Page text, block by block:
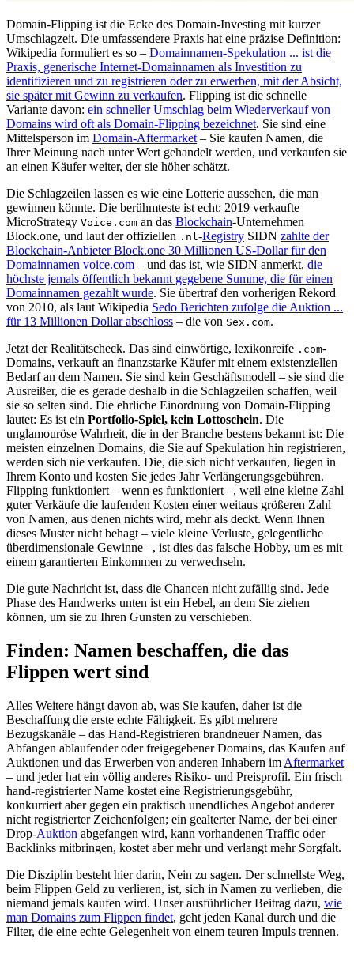
Domain-Flipping ist die Ecke des Domain-Investing mit kurzer
Umschlagzeit. Die umfassendere Praxis hat eine präzise Definition:
Wikipedia formuliert es so – Domainnamen-Spekulation ... ist die
Praxis, generische Internet-Domainnamen als Investition zu
identifizieren und zu registrieren oder zu erwerben, mit der Absicht,
sie später mit Gewinn zu verkaufen. Flipping ist die schnelle
Variante davon: ein schneller Umschlag beim Wiederverkauf von
Domains wird oft als Domain-Flipping bezeichnet. Sie sind eine
Mittelsperson im Domain-Aftermarket– Sie kaufen Namen, die
Ihrer Meinung nach unter Wert gehandelt werden, und verkaufen sie
an einen Käufer weiter, der sie höher schätzt.
Die Schlagzeilen lassen es wie eine Lotterie aussehen, die man
gewinnen könnte. Die berühmteste ist echt: 2019 verkaufte
MicroStrategy Voice.com an das Blockchain-Unternehmen
Block.one, und laut der offiziellen .nl-Registry SIDN zahlte der
Blockchain-Anbieter Block.one 30 Millionen US-Dollar für den
Domainnamen voice.com – und das ist, wie SIDN anmerkt, die
höchste jemals öffentlich bekannt gegebene Summe, die für einen
Domainnamen gezahlt wurde. Sie übertraf den vorherigen Rekord
von 2010, als laut Wikipedia Sedo Berichten zufolge die Auktion ...
für 13 Millionen Dollar abschloss – die von Sex.com.
Jetzt der Realitätscheck. Das sind einwörtige, lexikonreife .com-
Domains, verkauft an finanzstarke Käufer mit einem existenziellen
Bedarf an dem Namen. Sie sind kein Geschäftsmodell – sie sind die
Ausreißer, die es gerade deshalb in die Schlagzeilen schaffen, weil
sie so selten sind. Die ehrliche Einordnung von Domain-Flipping
lautet: Es ist ein Portfolio-Spiel, kein Lottoschein. Die
unglamouröse Wahrheit, die in der Branche bestens bekannt ist: Die
meisten einzelnen Domains, die Sie auf Spekulation hin registrieren,
werden sich nie verkaufen. Die, die sich nicht verkaufen, liegen in
Ihrem Konto und kosten Sie jedes Jahr Verlängerungsgebühren.
Flipping funktioniert – wenn es funktioniert –, weil eine kleine Zahl
guter Verkäufe die laufenden Kosten einer weitaus größeren Zahl
von Namen, aus denen nichts wird, mehr als deckt. Wenn Ihnen
dieses Muster nicht behagt – viele kleine Verluste, gelegentliche
überdimensionale Gewinne –, ist dies das falsche Hobby, um es mit
einem garantierten Einkommen zu verwechseln.
Die gute Nachricht ist, dass die Chancen nicht zufällig sind. Jede
Phase des Handwerks unten ist ein Hebel, an dem Sie ziehen
können, um sie zu Ihren Gunsten zu verschieben.
Finden: Namen beschaffen, die das
Flippen wert sind
Alles Weitere hängt davon ab, was Sie kaufen, daher ist die
Beschaffung die erste echte Fähigkeit. Es gibt mehrere
Bezugskanäle – das Hand-Registrieren brandneuer Namen, das
Abfangen ablaufender oder freigegebener Domains, das Kaufen auf
Auktionen und das Erwerben von anderen Inhabern im Aftermarket
– und jeder hat ein völlig anderes Risiko- und Preisprofil. Ein frisch
hand-registrierter Name kostet eine Registrierungsgebühr,
konkurriert aber gegen ein praktisch unendliches Angebot anderer
nicht registrierter Zeichenfolgen; ein gealterter Name, der bei einer
Drop-Auktion abgefangen wird, kann vorhandenen Traffic oder
Backlinks mitbringen, kostet aber mehr und verlangt mehr Sorgfalt.
Die Disziplin besteht hier darin, Nein zu sagen. Der schnellste Weg,
beim Flippen Geld zu verlieren, ist, sich in Namen zu verlieben, die
niemand jemals kaufen wird. Unser ausführlicher Beitrag dazu, wie
man Domains zum Flippen findet, geht jeden Kanal durch und die
Filter, die eine echte Gelegenheit von einem teuren Impuls trennen.